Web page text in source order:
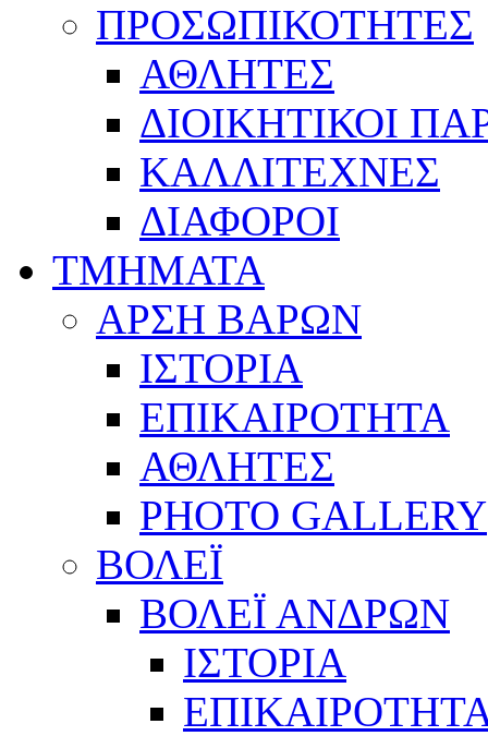
ΠΡΟΣΩΠΙΚΟΤΗΤΕΣ
ΑΘΛΗΤΕΣ
ΔΙΟΙΚΗΤΙΚΟΙ
ΚΑΛΛΙΤΕΧΝΕΣ
ΔΙΑΦΟΡΟΙ
ΤΜΗΜΑΤΑ
ΑΡΣΗ ΒΑΡΩΝ
ΙΣΤΟΡΙΑ
ΕΠΙΚΑΙΡΟΤΗΤΑ
ΑΘΛΗΤΕΣ
PHOTO GALLERY
ΒΟΛΕΪ
ΒΟΛΕΪ ΑΝΔΡΩΝ
ΙΣΤΟΡΙΑ